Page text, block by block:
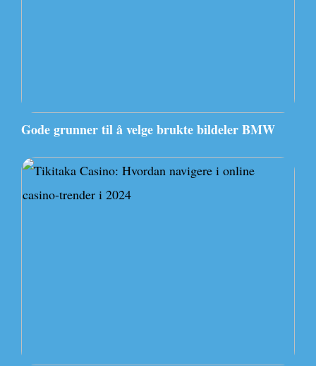
Gode grunner til å velge brukte bildeler BMW